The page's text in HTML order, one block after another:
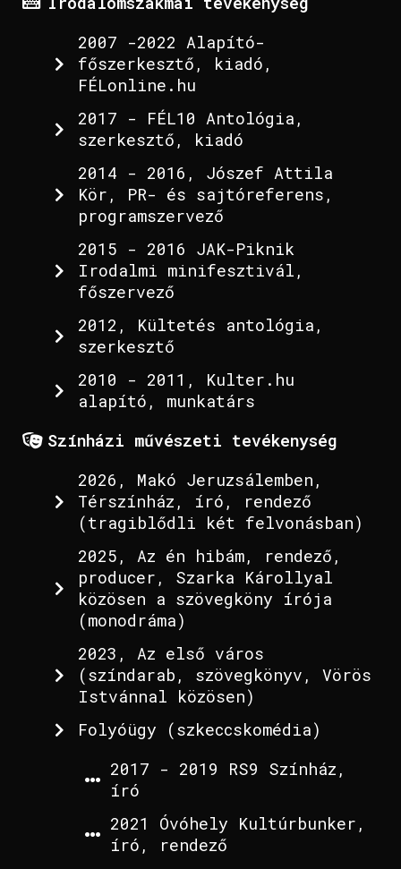
2007 -2022 Alapító-
főszerkesztő, kiadó,
FÉLonline.hu
2017 - FÉL10 Antológia,
szerkesztő, kiadó
2014 - 2016, Jószef Attila
Kör, PR- és sajtóreferens,
programszervező
2015 - 2016 JAK-Piknik
Irodalmi minifesztivál,
főszervező
2012, Kültetés antológia,
szerkesztő
2010 - 2011, Kulter.hu
alapító, munkatárs
Színházi művészeti tevékenység
2026, Makó Jeruzsálemben,
Térszínház, író, rendező
(tragiblődli két felvonásban)
2025, Az én hibám, rendező,
producer, Szarka Károllyal
közösen a szövegköny írója
(monodráma)
2023, Az első város
(színdarab, szövegkönyv, Vörös
Istvánnal közösen)
Folyóügy (szkeccskomédia)
2017 - 2019 RS9 Színház,
író
2021 Óvóhely Kultúrbunker,
író, rendező